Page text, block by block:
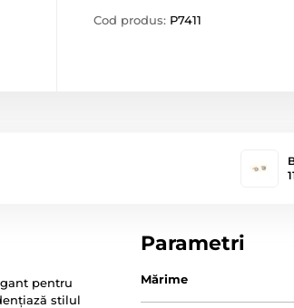
Cod produs: P7411
pentru
stilul
Parametri
Mărime